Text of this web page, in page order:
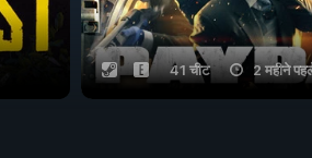
41 चीट 2 महीने